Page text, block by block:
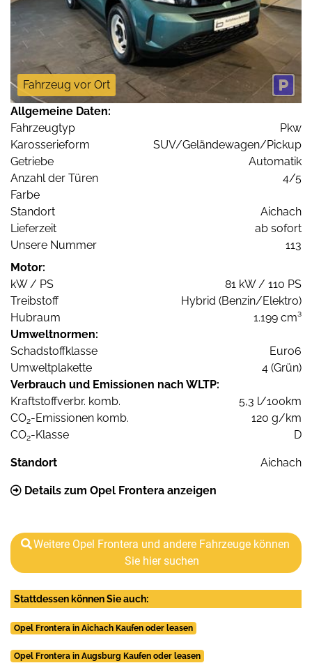
Fahrzeug vor Ort
Allgemeine Daten:
Fahrzeugtyp
Pkw
Karosserieform
SUV/Geländewagen/Pickup
Getriebe
Automatik
Anzahl der Türen
4/5
Farbe
Standort
Aichach
Lieferzeit
ab sofort
Unsere Nummer
113
Motor:
kW / PS
81 kW / 110 PS
Treibstoff
Hybrid (Benzin/Elektro)
Hubraum
1.199 cm³
Umweltnormen:
Schadstoffklasse
Euro6
Umweltplakette
4 (Grün)
Verbrauch und Emissionen nach WLTP:
Kraftstoffverbr. komb.
5,3 l/100km
CO2-Emissionen komb.
120 g/km
CO2-Klasse D
Standort Aichach
Details zum Opel Frontera anzeigen
Weitere Opel Frontera und andere Fahrzeuge können
Sie hier suchen
Stattdessen können Sie auch:
Opel Frontera in Aichach Kaufen oder leasen
Opel Frontera in Augsburg Kaufen oder leasen